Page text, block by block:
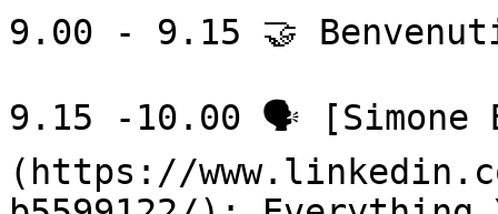
9.00 - 9.15 🤝
9.15 -10.00 🗣 [Simone
(https://